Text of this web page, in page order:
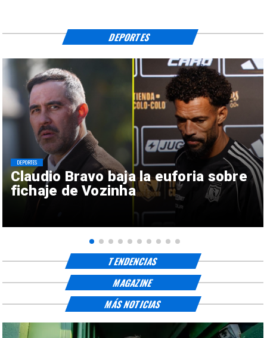
Claudio Bravo baja la euforia sobre
fichaje de Vozinha
DEPORTES
DEPORTES
TENDENCIAS
MAGAZINE
MÁS NOTICIAS